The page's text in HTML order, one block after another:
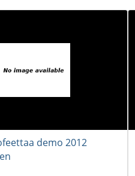
demo 2012